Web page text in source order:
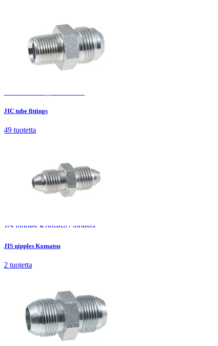
JIC tube fittings
49 tuotetta
JIS nipples Komatsu 2 tuotetta
JIS nipples Komatsu
2 tuotetta